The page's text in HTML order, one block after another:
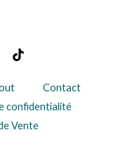
Contact
confidentialité
Vente